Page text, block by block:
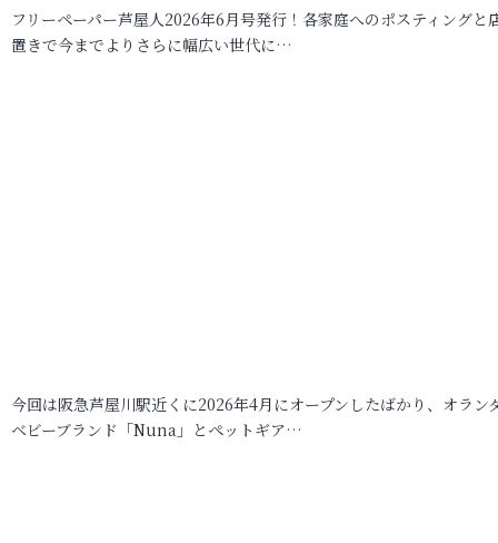
フリーペーパー芦屋人2026年6月号発行！各家庭へのポスティングと
置きで今までよりさらに幅広い世代に…
今回は阪急芦屋川駅近くに2026年4月にオープンしたばかり、オラン
ベビーブランド「Nuna」とペットギア…